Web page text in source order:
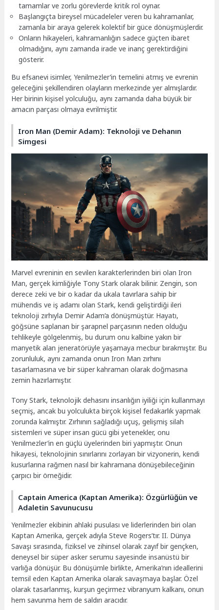
tamamlar ve zorlu görevlerde kritik rol oynar.
Başlangıçta bireysel mücadeleler veren bu kahramanlar,
zamanla bir araya gelerek kolektif bir güce dönüşmüşlerdir.
Onların hikayeleri, kahramanlığın sadece güçten ibaret
olmadığını, aynı zamanda irade ve inanç gerektirdiğini
gösterir.
Bu efsanevi isimler, Yenilmezler’in temelini atmış ve evrenin
geleceğini şekillendiren olayların merkezinde yer almışlardır.
Her birinin kişisel yolculuğu, aynı zamanda daha büyük bir
amacın parçası olmaya evrilmiştir.
Iron Man (Demir Adam): Teknoloji ve Dehanın
Simgesi
Marvel evreninin en sevilen karakterlerinden biri olan Iron
Man, gerçek kimliğiyle Tony Stark olarak bilinir. Zengin, son
derece zeki ve bir o kadar da ukala tavırlara sahip bir
mühendis ve iş adamı olan Stark, kendi geliştirdiği ileri
teknoloji zırhıyla Demir Adam’a dönüşmüştür. Hayatı,
göğsüne saplanan bir şarapnel parçasının neden olduğu
tehlikeyle gölgelenmiş, bu durum onu kalbine yakın bir
manyetik alan jeneratörüyle yaşamaya mecbur bırakmıştır. Bu
zorunluluk, aynı zamanda onun Iron Man zırhını
tasarlamasına ve bir süper kahraman olarak doğmasına
zemin hazırlamıştır.
Tony Stark, teknolojik dehasını insanlığın iyiliği için kullanmayı
seçmiş, ancak bu yolculukta birçok kişisel fedakarlık yapmak
zorunda kalmıştır. Zırhının sağladığı uçuş, gelişmiş silah
sistemleri ve süper insan gücü gibi yetenekler, onu
Yenilmezler’in en güçlü üyelerinden biri yapmıştır. Onun
hikayesi, teknolojinin sınırlarını zorlayan bir vizyonerin, kendi
kusurlarına rağmen nasıl bir kahramana dönüşebileceğinin
çarpıcı bir örneğidir.
Captain America (Kaptan Amerika): Özgürlüğün ve
Adaletin Savunucusu
Yenilmezler ekibinin ahlaki pusulası ve liderlerinden biri olan
Kaptan Amerika, gerçek adıyla Steve Rogers’tır. II. Dünya
Savaşı sırasında, fiziksel ve zihinsel olarak zayıf bir gençken,
deneysel bir süper asker serumu sayesinde insanüstü bir
varlığa dönüşür. Bu dönüşümle birlikte, Amerika’nın ideallerini
temsil eden Kaptan Amerika olarak savaşmaya başlar. Özel
olarak tasarlanmış, kurşun geçirmez vibranyum kalkanı, onun
hem savunma hem de saldırı aracıdır.